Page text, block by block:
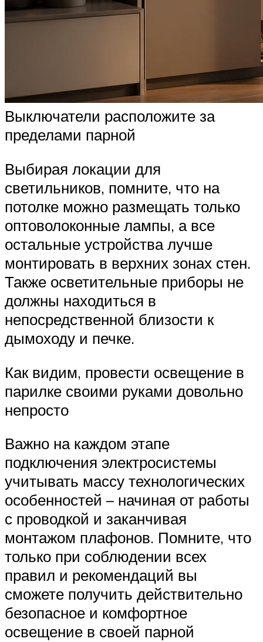
Выключатели расположите за
пределами парной
Выбирая локации для
светильников, помните, что на
потолке можно размещать только
оптоволоконные лампы, а все
остальные устройства лучше
монтировать в верхних зонах стен.
Также осветительные приборы не
должны находиться в
непосредственной близости к
дымоходу и печке.
Как видим, провести освещение в
парилке своими руками довольно
непросто
Важно на каждом этапе
подключения электросистемы
учитывать массу технологических
особенностей – начиная от работы
с проводкой и заканчивая
монтажом плафонов. Помните, что
только при соблюдении всех
правил и рекомендаций вы
сможете получить действительно
безопасное и комфортное
освещение в своей парной